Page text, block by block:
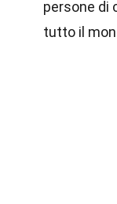
persone di
tutto il